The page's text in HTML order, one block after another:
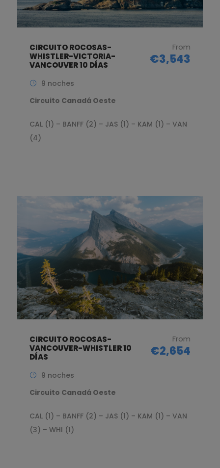
CIRCUITO ROCOSAS-
WHISTLER-VICTORIA-
VANCOUVER 10 DÍAS
From
€3,543
9 noches
Circuito Canadá Oeste
CAL (1) – BANFF (2) – JAS (1) – KAM (1) – VAN
(4)
CIRCUITO ROCOSAS-
VANCOUVER-WHISTLER 10
DÍAS
From
€2,654
9 noches
Circuito Canadá Oeste
CAL (1) – BANFF (2) – JAS (1) – KAM (1) – VAN
(3) – WHI (1)